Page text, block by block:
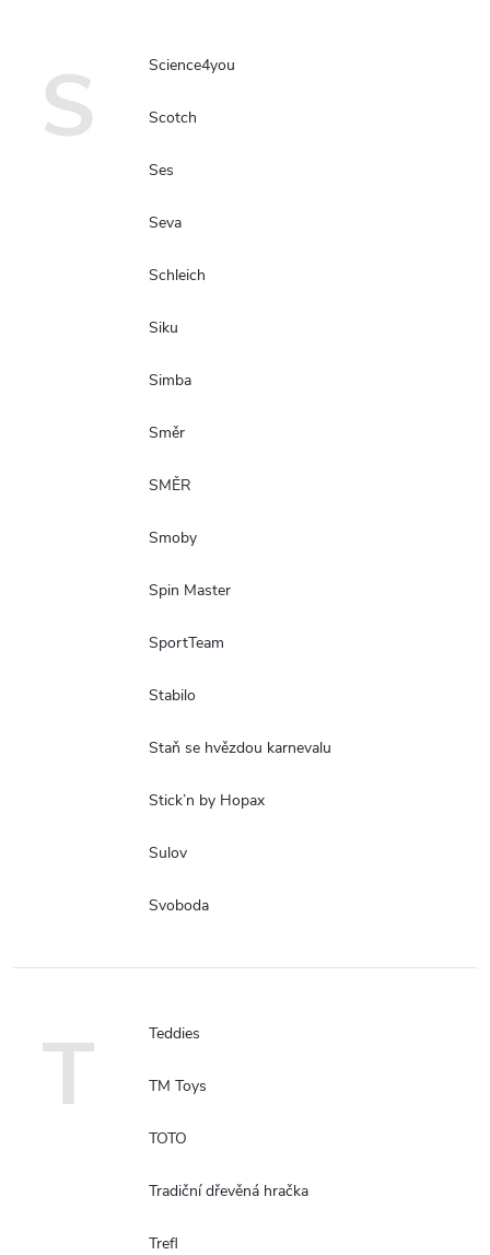
S Science4you
Scotch
Ses
Seva
Schleich
Siku
Simba
Směr
SMĚR
Smoby
Spin Master
SportTeam
Stabilo
Staň se hvězdou karnevalu
Stick’n by Hopax
Sulov
Svoboda
T Teddies
TM Toys
TOTO
Tradiční dřevěná hračka
Trefl